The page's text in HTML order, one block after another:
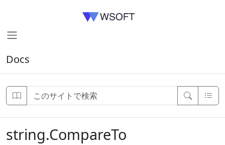
Docs
string.CompareTo